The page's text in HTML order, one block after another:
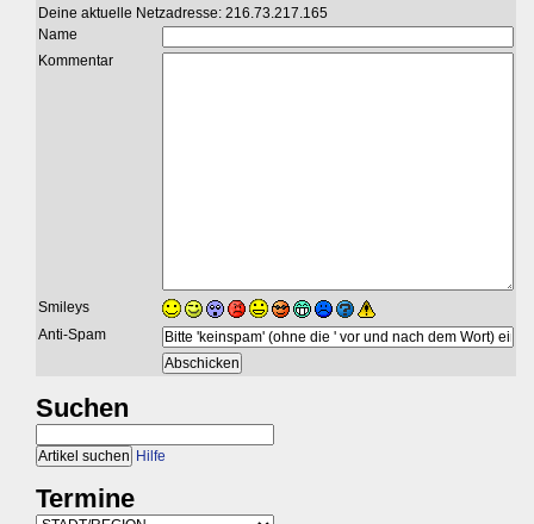
Deine aktuelle Netzadresse: 216.73.217.165
Name
Kommentar
Smileys
Anti-Spam
Suchen
Hilfe
Termine